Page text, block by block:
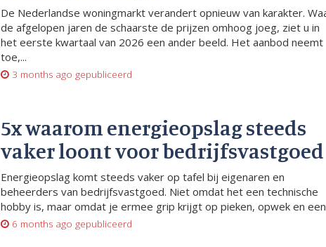
De Nederlandse woningmarkt verandert opnieuw van karakter.
de afgelopen jaren de schaarste de prijzen omhoog joeg, ziet u in
het eerste kwartaal van 2026 een ander beeld. Het aanbod neemt
toe,...
3 months ago gepubliceerd
5x waarom energieopslag steeds
vaker loont voor bedrijfsvastgoed
Energieopslag komt steeds vaker op tafel bij eigenaren en
beheerders van bedrijfsvastgoed. Niet omdat het een technische
hobby is, maar omdat je ermee grip krijgt op pieken, opwek en
6 months ago gepubliceerd